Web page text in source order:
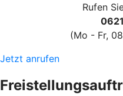
Rufen
(Mo - Fr,
Jetzt anrufen